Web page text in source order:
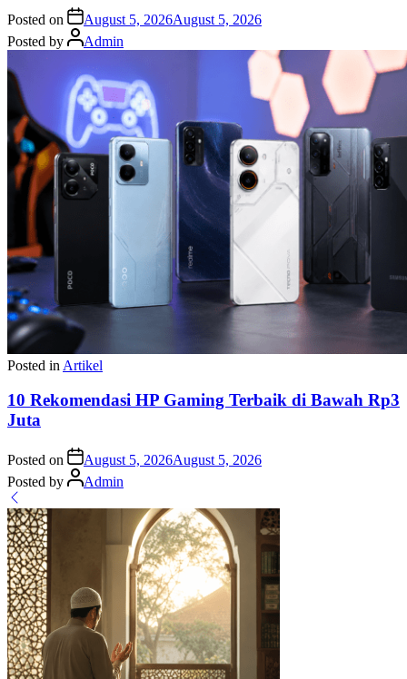
Posted on August 5, 2026August 5, 2026
Posted by
Admin
Posted in Artikel
10 Rekomendasi HP Gaming Terbaik di Bawah Rp3
Juta
Posted on August 5, 2026August 5, 2026
Posted by
Admin